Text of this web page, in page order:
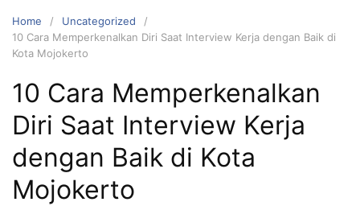
Home
Uncategorized
10 Cara Memperkenalkan Diri Saat Interview Kerja dengan Baik di
Kota Mojokerto
10 Cara Memperkenalkan
Diri Saat Interview Kerja
dengan Baik di Kota
Mojokerto